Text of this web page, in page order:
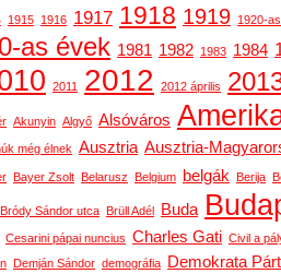
1915 1916 1917 1918 1919 1920-
as évek 1981 1982 1983 1984
2011 2012 2012 április
Akunyin Algyő Alsóváros
még élnek Ausztria Ausztria-
Bayer Zsolt Belarusz Belgium belgák Berija
Bródy Sándor utca Brüll Adél Buda
Cesarini pápai nuncius Charles Gati Civil a
Demján Sándor demográfia Demokrata Párt